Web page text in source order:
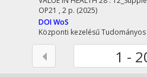
OP21 , 2 p. (2025)
DOIWoS
Központi kezelésűTudományos
1 -